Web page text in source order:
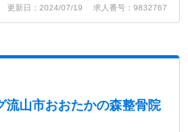
更新日：2024/07/19 求人番号：9832767
流山市おおたかの森整骨院